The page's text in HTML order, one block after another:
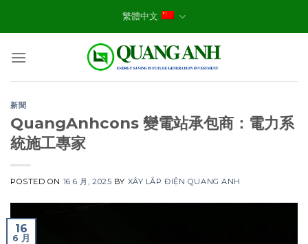
繁體中文
新聞
QuangAnhcons 變電站承包商：電力系
統施工專家
POSTED ON 16 6 月, 2025 BY XÂY LẮP ĐIỆN QUANG ANH
16
6 月